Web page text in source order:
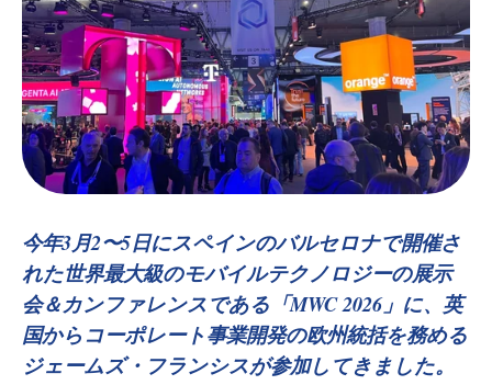
今年3月2〜5日にスペインのバルセロナで開催さ
れた世界最大級のモバイルテクノロジーの展示
会＆カンファレンスである「MWC 2026」に、 英
国からコーポレート事業開発の欧州統括を務める
ジェームズ・フランシスが参加してきました。